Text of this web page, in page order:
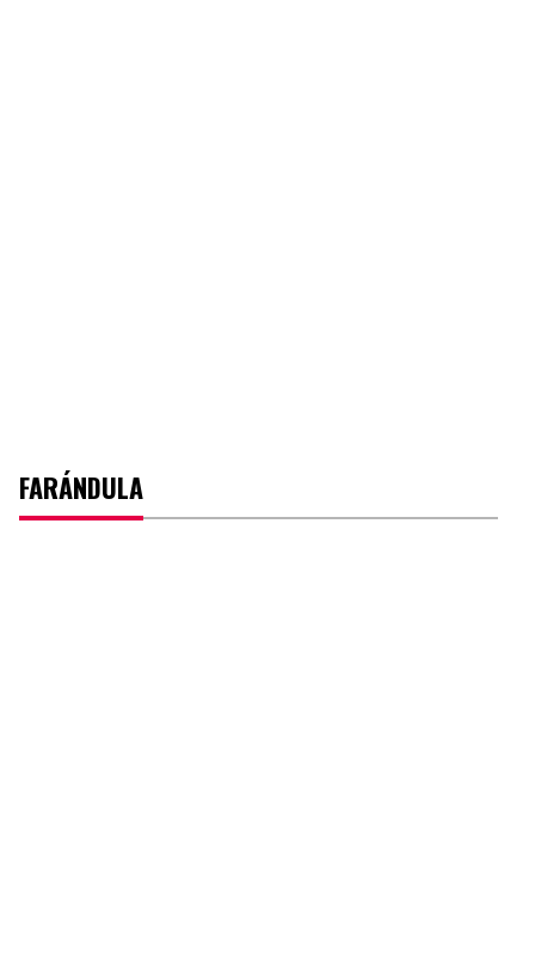
FARÁNDULA